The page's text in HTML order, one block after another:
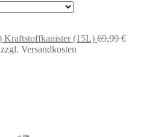
Kraftstoffkanister (15L) 69,99€
zzgl. Versandkosten